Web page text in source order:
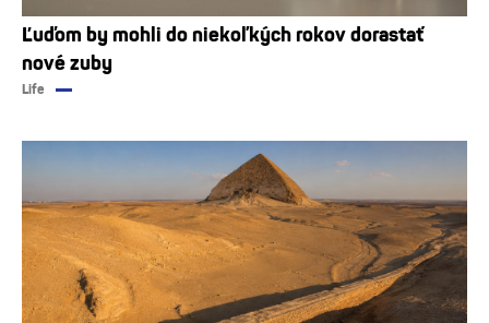
Ľuďom by mohli do niekoľkých rokov dorastať
nové zuby
Life